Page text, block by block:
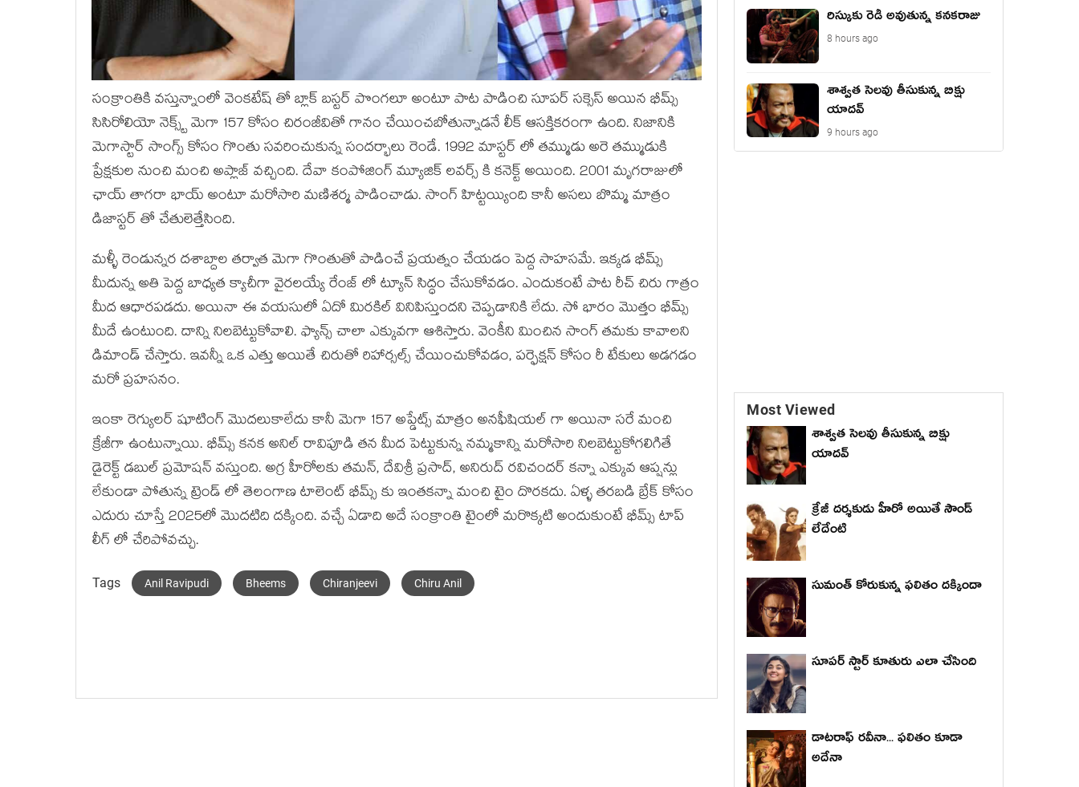
సంక్రాంతికి వస్తున్నాంలో వెంకటేష్ తో బ్లాక్ బస్టర్ పొంగలూ అంటూ పాట పాడించి సూపర్ సక్సెస్ అయిన భీమ్స్
సిసిరోలియో నెక్స్ట్ మెగా 157 కోసం చిరంజీవితో గానం చేయించబోతున్నాడనే లీక్ ఆసక్తికరంగా ఉంది. నిజానికి
మెగాస్టార్ సాంగ్స్ కోసం గొంతు సవరించుకున్న సందర్భాలు రెండే. 1992 మాస్టర్ లో తమ్ముడు అరె తమ్ముడుకి
ప్రేక్షకుల నుంచి మంచి అప్లాజ్ వచ్చింది. దేవా కంపోజింగ్ మ్యూజిక్ లవర్స్ కి కనెక్ట్ అయింది. 2001 మృగరాజులో
ఛాయ్ తాగరా భాయ్ అంటూ మరోసారి మణిశర్మ పాడించాడు. సాంగ్ హిట్టయ్యింది కానీ అసలు బొమ్మ మాత్రం
డిజాస్టర్ తో చేతులెత్తేసింది.
మళ్ళీ రెండున్నర దశాబ్దాల తర్వాత మెగా గొంతుతో పాడించే ప్రయత్నం చేయడం పెద్ద సాహసమే. ఇక్కడ భీమ్స్
మీదున్న అతి పెద్ద బాధ్యత క్యాచీగా వైరలయ్యే రేంజ్ లో ట్యూన్ సిద్ధం చేసుకోవడం. ఎందుకంటే పాట రీచ్ చిరు గాత్రం
మీద ఆధారపడదు. అయినా ఈ వయసులో ఏదో మిరకిల్ వినిపిస్తుందని చెప్పడానికి లేదు. సో భారం మొత్తం భీమ్స్
మీదే ఉంటుంది. దాన్ని నిలబెట్టుకోవాలి. ఫ్యాన్స్ చాలా ఎక్కువగా ఆశిస్తారు. వెంకీని మించిన సాంగ్ తమకు కావాలని
డిమాండ్ చేస్తారు. ఇవన్నీ ఒక ఎత్తు అయితే చిరుతో రిహార్సల్స్ చేయించుకోవడం, పర్ఫెక్షన్ కోసం రీ టేకులు అడగడం
మరో ప్రహసనం.
ఇంకా రెగ్యులర్ షూటింగ్ మొదలుకాలేదు కానీ మెగా 157 అప్డేట్స్ మాత్రం అనఫీషియల్ గా అయినా సరే మంచి
క్రేజీగా ఉంటున్నాయి. భీమ్స్ కనక అనిల్ రావిపూడి తన మీద పెట్టుకున్న నమ్మకాన్ని మరోసారి నిలబెట్టుకోగలిగితే
డైరెక్ట్ డబుల్ ప్రమోషన్ వస్తుంది. అగ్ర హీరోలకు తమన్, దేవిశ్రీ ప్రసాద్, అనిరుద్ రవిచందర్ కన్నా ఎక్కువ ఆప్షన్లు
లేకుండా పోతున్న ట్రెండ్ లో తెలంగాణ టాలెంట్ భీమ్స్ కు ఇంతకన్నా మంచి టైం దొరకదు. ఏళ్ళ తరబడి బ్రేక్ కోసం
ఎదురు చూస్తే 2025లో మొదటిది దక్కింది. వచ్చే ఏడాది అదే సంక్రాంతి టైంలో మరొక్కటి అందుకుంటే భీమ్స్ టాప్
లీగ్ లో చేరిపోవచ్చు.
Tags Anil Ravipudi Bheems Chiranjeevi Chiru Anil
రిస్కుకు రెడీ అవుతున్న కనకరాజు
8 hours ago
శాశ్వత సెలవు తీసుకున్న బిక్షు
యాదవ్
9 hours ago
Most Viewed
శాశ్వత సెలవు తీసుకున్న బిక్షు
యాదవ్
క్రేజీ దర్శకుడు హీరో అయితే సౌండ్
లేదేంటి
సుమంత్ కోరుకున్న ఫలితం దక్కిందా
సూపర్ స్టార్ కూతురు ఎలా చేసింది
డాటరాఫ్ రవీనా... ఫలితం కూడా
అదేనా